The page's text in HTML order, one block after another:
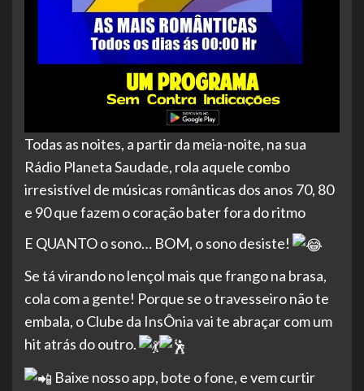
Todas as noites, a partir da meia-noite, na sua
Rádio Planeta Saudade, rola aquele combo
irresistível de músicas românticas dos anos 70, 80
e 90 que fazem o coração bater fora do ritmo
E QUANTO o sono… BOM, o sono desiste!
Se tá virando no lençol mais que frango na brasa,
cola com a gente! Porque se o travesseiro não te
embala, o Clube da InsÔnia vai te abraçar com um
hit atrás do outro.
Baixe nosso app, bote o fone, e vem curtir